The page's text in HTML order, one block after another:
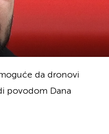
da dronovi
povodom Dana